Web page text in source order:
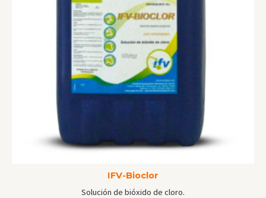
IFV-Bioclor
Solución de bióxido de cloro.